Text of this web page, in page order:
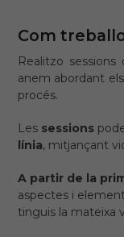
Com
Realitzo
anem abordant
procés.
Les sessions
línia, mitjançant
A partir de la
aspectes i
tinguis la mateixa